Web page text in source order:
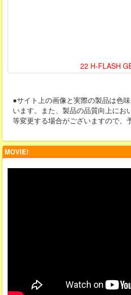
22 H-FLASH
●サイト上の画像と実際の製品は色
います。また、製品の品質向上にお
等変更する場合がございますので、
MOVIE!